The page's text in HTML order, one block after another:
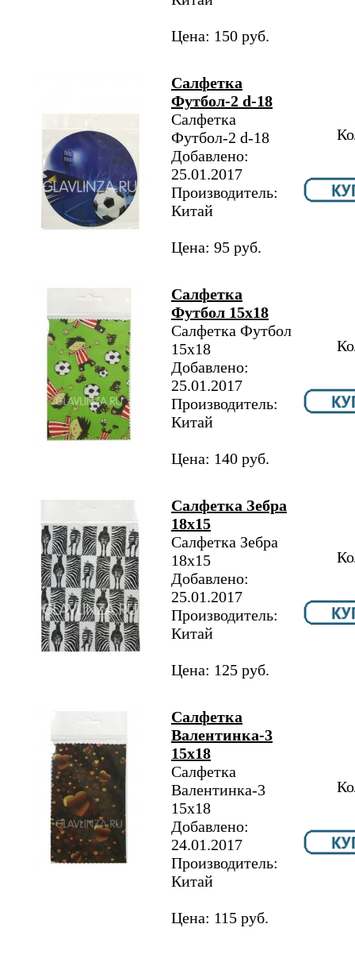
Цена: 150 руб.
Салфетка
Футбол-2 d-18
Салфетка
Футбол-2 d-18
Добавлено:
25.01.2017
Производитель:
Китай
Цена: 95 руб.
Салфетка
Футбол 15х18
Салфетка Футбол
15х18
Добавлено:
25.01.2017
Производитель:
Китай
Цена: 140 руб.
Салфетка Зебра
18х15
Салфетка Зебра
18х15
Добавлено:
25.01.2017
Производитель:
Китай
Цена: 125 руб.
Салфетка
Валентинка-3
15х18
Салфетка
Валентинка-3
15х18
Добавлено:
24.01.2017
Производитель:
Китай
Цена: 115 руб.